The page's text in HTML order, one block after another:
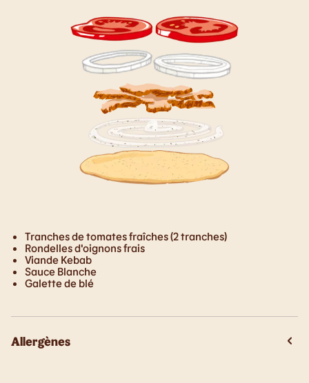
Tranches de tomates fraîches (2 tranches)
Rondelles d'oignons frais
Viande Kebab
Sauce Blanche
Galette de blé
Allergènes